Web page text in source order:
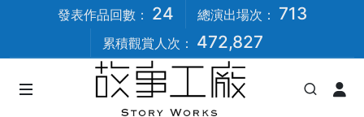
發表作品回數： 24 總演出場次： 713
累積觀賞人次： 472,827